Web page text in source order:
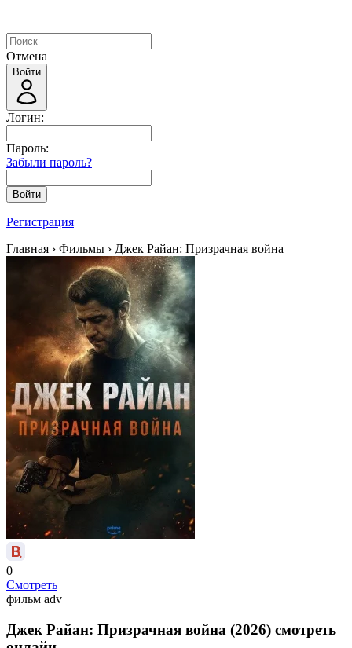
Отмена
Войти
Логин:
Пароль:
Забыли пароль?
Войти
Регистрация
Главная › Фильмы › Джек Райан: Призрачная война
0
Смотреть
фильм adv
Джек Райан: Призрачная война (2026) смотреть